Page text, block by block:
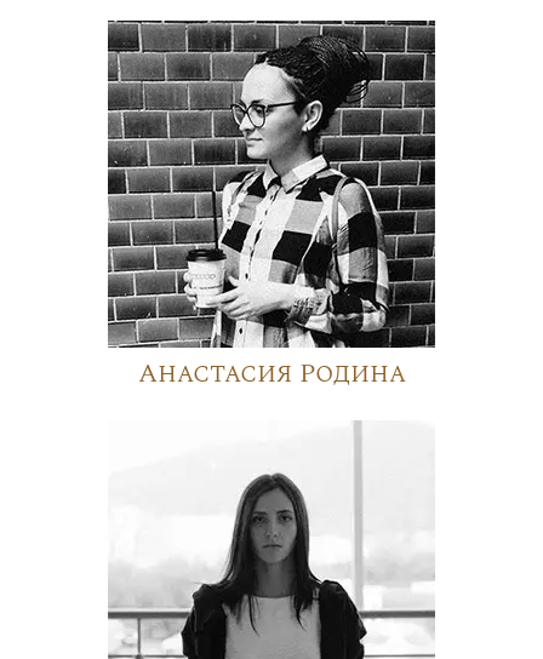
Анастасия Родина